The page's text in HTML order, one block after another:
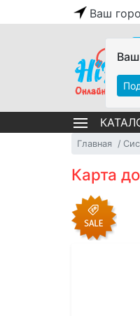
Ваш
Главная
Карта